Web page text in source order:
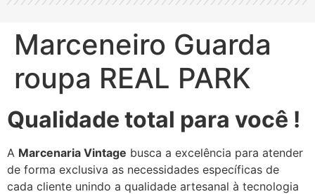
Marceneiro Guarda
roupa REAL PARK
Qualidade total para você !
A Marcenaria Vintage busca a excelência para atender
de forma exclusiva as necessidades específicas de
cada cliente unindo a qualidade artesanal à tecnologia